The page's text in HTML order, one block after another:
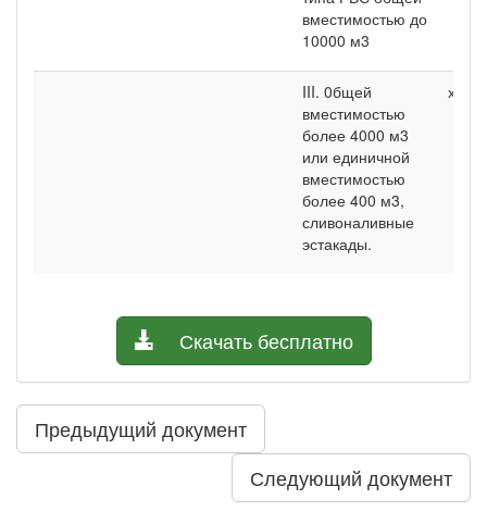
вместимостью до
10000 м3
III. 0бщей
вместимостью
более 4000 м3
или единичной
вместимостью
более 400 м3,
сливоналивные
эстакады.
х
Скачать бесплатно
Предыдущий документ
Следующий документ